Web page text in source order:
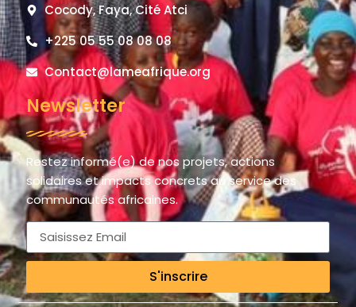
Cocody, Faya, Cité Atci
+225 05 55 08 08 08
Contact@lameafrique.org
Newsletter
Restez informé(e) de nos projets, actions
solidaires et impacts concrets au service des
communautés africaines.
S'inscrire